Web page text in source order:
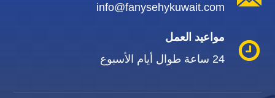
info@fanysehykuwait.com
مواعيد العمل
24 ساعة طوال أيام الأسبوع